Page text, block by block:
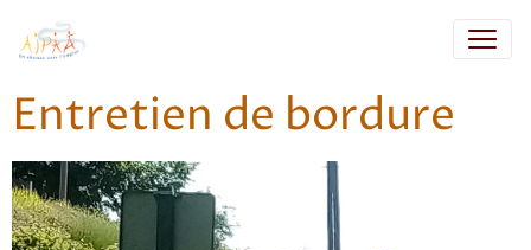
Entretien de bordure